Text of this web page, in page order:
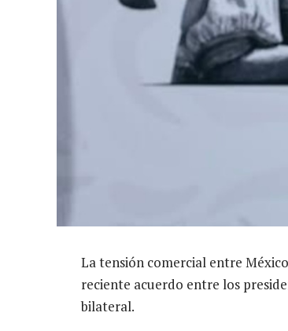
La tensión comercial entre
reciente acuerdo entre los
bilateral.